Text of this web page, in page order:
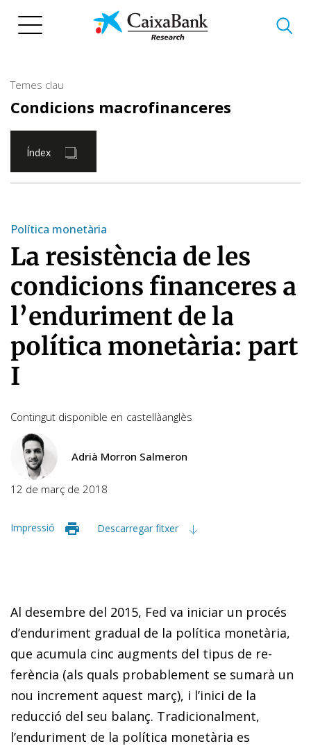
Temes clau
Condicions macrofinanceres
Índex
Política monetària
La resistència de les
condicions financeres a
l’enduriment de la
política monetària: part
I
Contingut disponible en castellàanglès
Adrià Morron Salmeron
12 de març de 2018
Impressió Descarregar fitxer
Al desembre del 2015, Fed va iniciar un procés
d’enduriment gradual de la política monetària,
que acumula cinc augments del tipus de re­­
ferència (als quals probablement se sumarà un
nou increment aquest març), i l’inici de la
reducció del seu balanç. Tradicionalment,
l’enduriment de la política monetària es